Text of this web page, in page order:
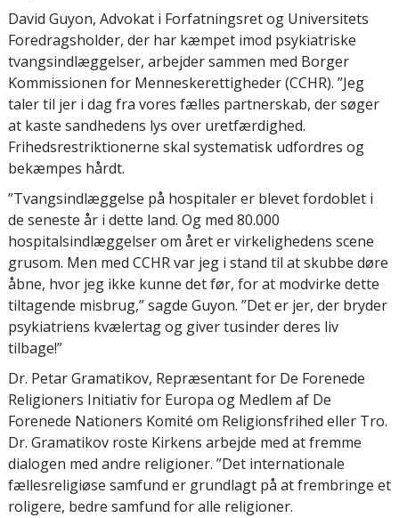
David Guyon, Advokat i Forfatningsret og Universitets
Foredragsholder, der har kæmpet imod psykiatriske
tvangsindlæggelser, arbejder sammen med Borger
Kommissionen for Menneskerettigheder (CCHR). ”Jeg
taler til jer i dag fra vores fælles partnerskab, der søger
at kaste sandhedens lys over uretfærdighed.
Frihedsrestriktionerne skal systematisk udfordres og
bekæmpes hårdt.
”Tvangsindlæggelse på hospitaler er blevet fordoblet i
de seneste år i dette land. Og med 80.000
hospitalsindlæggelser om året er virkelighedens scene
grusom. Men med CCHR var jeg i stand til at skubbe døre
åbne, hvor jeg ikke kunne det før, for at modvirke dette
tiltagende misbrug,” sagde Guyon. ”Det er jer, der bryder
psykiatriens kvælertag og giver tusinder deres liv
tilbage!”
Dr. Petar Gramatikov, Repræsentant for De Forenede
Religioners Initiativ for Europa og Medlem af De
Forenede Nationers Komité om Religionsfrihed eller Tro.
Dr. Gramatikov roste Kirkens arbejde med at fremme
dialogen med andre religioner. ”Det internationale
fællesreligiøse samfund er grundlagt på at frembringe et
roligere, bedre samfund for alle religioner.